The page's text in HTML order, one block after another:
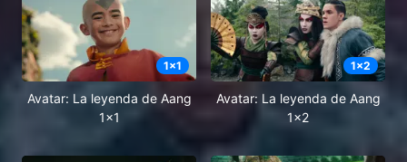
1x1
Avatar: La leyenda de Aang
1x1
1x2
Avatar: La leyenda de Aang
1x2